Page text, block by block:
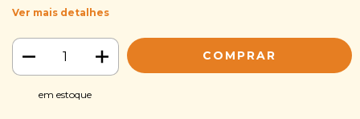
Ver mais detalhes
em estoque